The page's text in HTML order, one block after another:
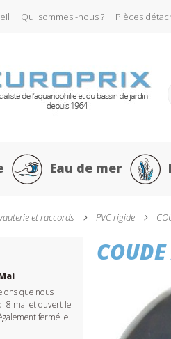
Qui sommes -nous ? Pièces
Eau de mer
et raccords PVC rigide
que nous
8 mai et ouvert le
fermé le